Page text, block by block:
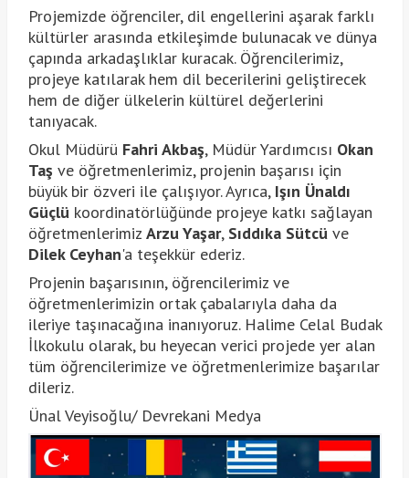
Projemizde öğrenciler, dil engellerini aşarak farklı
kültürler arasında etkileşimde bulunacak ve dünya
çapında arkadaşlıklar kuracak. Öğrencilerimiz,
projeye katılarak hem dil becerilerini geliştirecek
hem de diğer ülkelerin kültürel değerlerini
tanıyacak.
Okul Müdürü Fahri Akbaş, Müdür Yardımcısı Okan
Taş ve öğretmenlerimiz, projenin başarısı için
büyük bir özveri ile çalışıyor. Ayrıca, Işın Ünaldı
Güçlükoordinatörlüğünde projeye katkı sağlayan
öğretmenlerimiz Arzu Yaşar, Sıddıka Sütcüve
Dilek Ceyhan'a teşekkür ederiz.
Projenin başarısının, öğrencilerimiz ve
öğretmenlerimizin ortak çabalarıyla daha da
ileriye taşınacağına inanıyoruz. Halime Celal Budak
İlkokulu olarak, bu heyecan verici projede yer alan
tüm öğrencilerimize ve öğretmenlerimize başarılar
dileriz.
Ünal Veyisoğlu/ Devrekani Medya